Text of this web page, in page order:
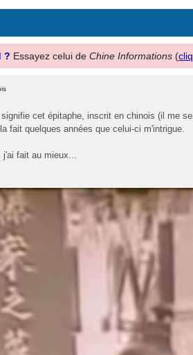
? Essayez celui de Chine Informations (
cet épitaphe, inscrit en chinois (il me
fait quelques années que celui-ci m'intrigue.
j'ai fait au mieux...